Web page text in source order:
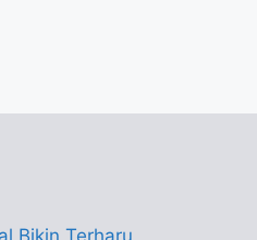
Bikin Terharu